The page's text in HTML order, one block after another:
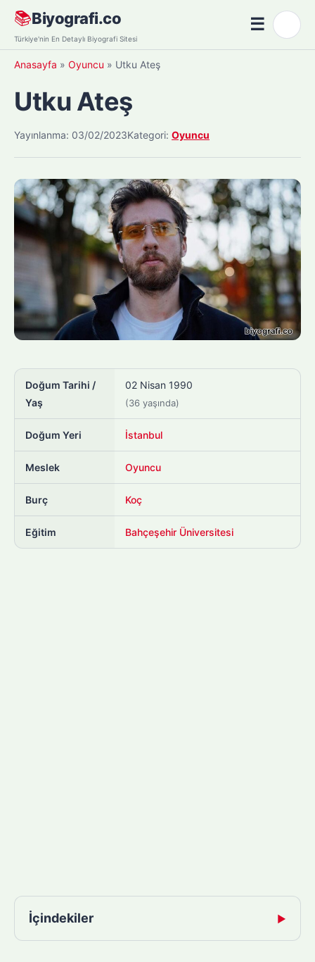
Skip
content
📚Biyografi.co
Türkiye'nin En Detaylı Biyografi Sitesi
☰Menü
Anasayfa » Oyuncu » Utku Ateş
Utku Ateş
Yayınlanma: 03/02/2023Kategori: Oyuncu
Doğum Tarihi /
Yaş
02 Nisan 1990
(36 yaşında)
Doğum Yeri İstanbul
Meslek Oyuncu
Burç Koç
Eğitim Bahçeşehir Üniversitesi
İçindekiler ▶